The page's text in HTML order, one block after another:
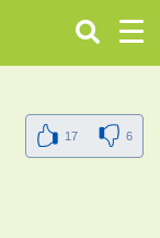
17 6